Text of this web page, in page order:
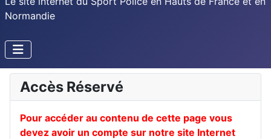
Normandie
Accès Réservé
Pour accéder au contenu de cette page vous
devez avoir un compte sur notre site Internet